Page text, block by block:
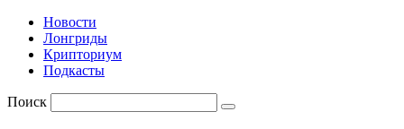
Новости
Лонгриды
Крипториум
Подкасты
Поиск